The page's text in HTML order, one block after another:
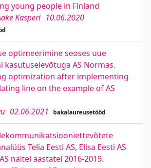
young people in Finland
Kasperi 10.06.2020
optimeerimine seoses uue
kasutuselevõtuga AS Normas.
optimization after implementing
line on the example of AS
02.06.2021 bakalaureusetööd
Telia Eesti AS, Elisa Eesti AS
näitel aastatel 2016-2019.